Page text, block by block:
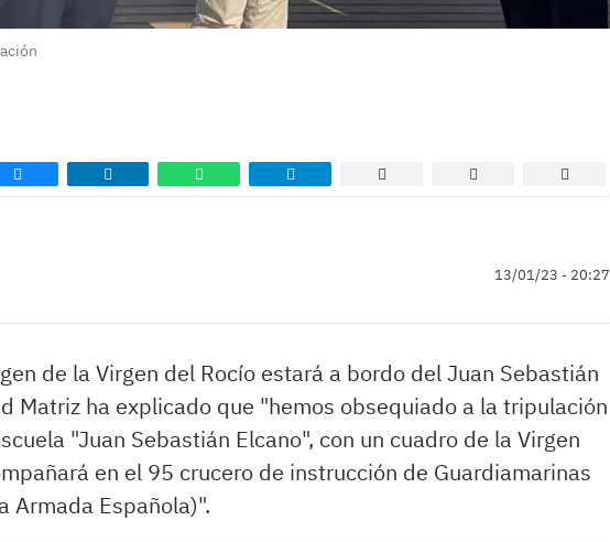
13/01/23 - 20:27
de la Virgen del Rocío estará a bordo del Juan Sebastián
Matriz ha explicado que "hemos obsequiado a la tripulación
"Juan Sebastián Elcano", con un cuadro de la Virgen
en el 95 crucero de instrucción de Guardiamarinas
Armada Española)".